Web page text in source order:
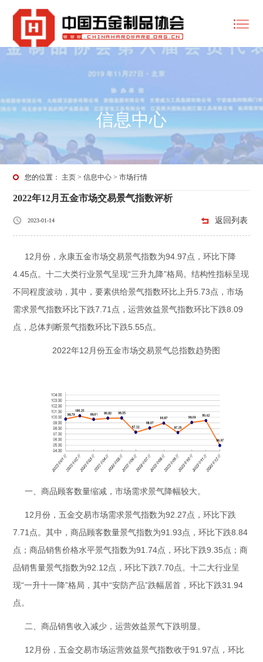
信息中心
您的位置： 主页 >信息中心 >市场行情
2022年12月五金市场交易景气指数评析
2023-01-14 返回列表
12月份，永康五金市场交易景气指数为94.97点，环比下降
4.45点。十二大类行业景气呈现“三升九降”格局。结构性指标呈现
不同程度波动，其中，要素供给景气指数环比上升5.73点，市场
需求景气指数环比下跌7.71点，运营效益景气指数环比下跌8.09
点，总体判断景气指数环比下跌5.55点。
2022年12月份五金市场交易景气总指数趋势图
一、商品顾客数量缩减，市场需求景气降幅较大。
12月份，五金交易市场需求景气指数为92.27点，环比下跌
7.71点。其中，商品顾客数量景气指数为91.93点，环比下跌8.84
点；商品销售价格水平景气指数为91.74点，环比下跌9.35点；商
品销售量景气指数为92.12点，环比下跌7.70点。十二大行业呈
现“一升十一降”格局，其中“安防产品”跌幅居首，环比下跌31.94
点。
二、商品销售收入减少，运营效益景气下跌明显。
12月份，五金交易市场运营效益景气指数收于91.97点，环比